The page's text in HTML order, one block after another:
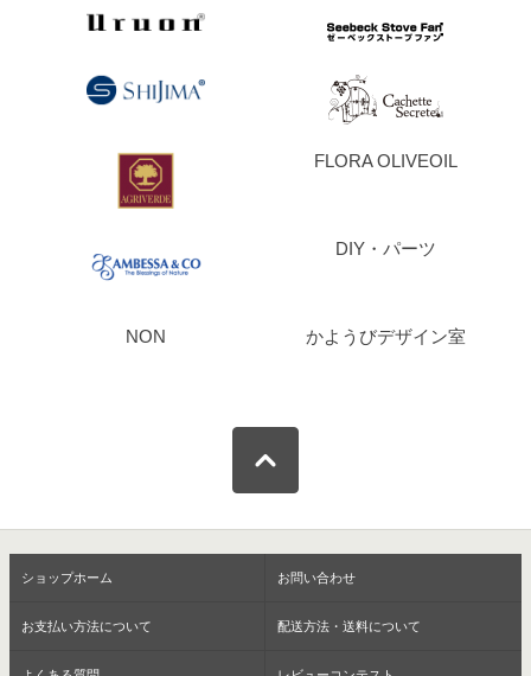
FLORA OLIVEOIL
DIY・パーツ
NON かようびデザイン室
ショップホーム お問い合わせ
お支払い方法について 配送方法・送料について